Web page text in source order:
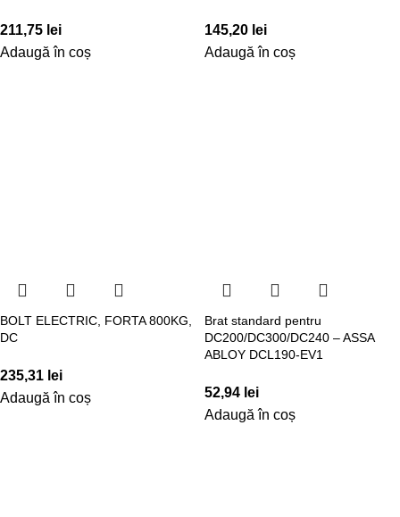
211,75 lei
Adaugă în coș
145,20 lei
Adaugă în coș
BOLT ELECTRIC, FORTA 800KG,
DC
235,31 lei
Adaugă în coș
Brat standard pentru
DC200/DC300/DC240 – ASSA
ABLOY DCL190-EV1
52,94 lei
Adaugă în coș